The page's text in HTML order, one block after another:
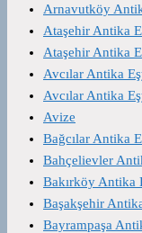
Arnavutköy
Ataşehir Antika
Ataşehir Antika
Avcılar Antika
Avcılar Antika
Avize
Bağcılar Antika
Bahçelievler
Bakırköy Antika
Başakşehir
Bayrampaşa